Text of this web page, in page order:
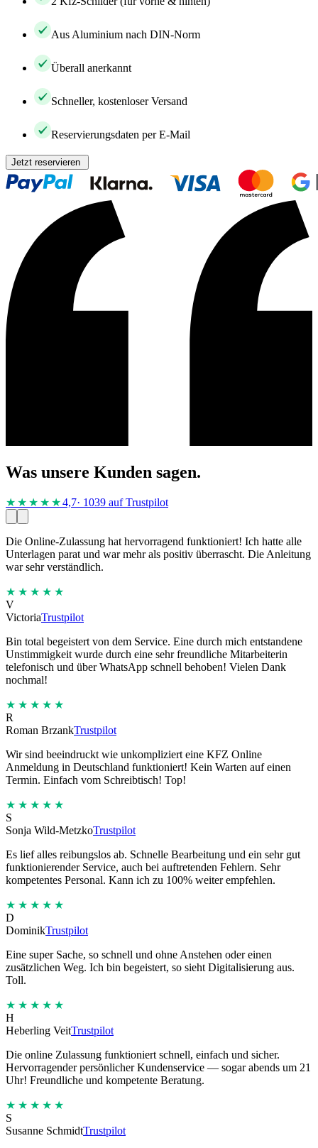
Aus Aluminium nach DIN-Norm
Überall anerkannt
Schneller, kostenloser Versand
Reservierungsdaten per E-Mail
Jetzt reservieren
Was unsere Kunden sagen.
★★★★ ★4,7· 1039 auf Trustpilot
Die Online-Zulassung hat hervorragend funktioniert! Ich hatte alle
Unterlagen parat und war mehr als positiv überrascht. Die Anleitung
war sehr verständlich.
★★★★★
V
VictoriaTrustpilot
Bin total begeistert von dem Service. Eine durch mich entstandene
Unstimmigkeit wurde durch eine sehr freundliche Mitarbeiterin
telefonisch und über WhatsApp schnell behoben! Vielen Dank
nochmal!
★★★★★
R
Roman BrzankTrustpilot
Wir sind beeindruckt wie unkompliziert eine KFZ Online
Anmeldung in Deutschland funktioniert! Kein Warten auf einen
Termin. Einfach vom Schreibtisch! Top!
★★★★★
S
Sonja Wild-MetzkoTrustpilot
Es lief alles reibungslos ab. Schnelle Bearbeitung und ein sehr gut
funktionierender Service, auch bei auftretenden Fehlern. Sehr
kompetentes Personal. Kann ich zu 100% weiter empfehlen.
★★★★★
D
DominikTrustpilot
Eine super Sache, so schnell und ohne Anstehen oder einen
zusätzlichen Weg. Ich bin begeistert, so sieht Digitalisierung aus.
Toll.
★★★★★
H
Heberling VeitTrustpilot
Die online Zulassung funktioniert schnell, einfach und sicher.
Hervorragender persönlicher Kundenservice — sogar abends um 21
Uhr! Freundliche und kompetente Beratung.
★★★★★
S
Susanne SchmidtTrustpilot